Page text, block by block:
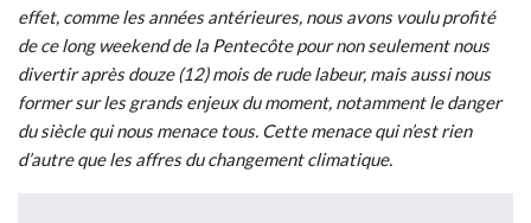
effet, comme les années antérieures, nous avons voulu profité
de ce long weekend de la Pentecôte pour non seulement nous
divertir après douze (12) mois de rude labeur, mais aussi nous
former sur les grands enjeux du moment, notamment le danger
du siècle qui nous menace tous. Cette menace qui n’est rien
d’autre que les affres du changement climatique.